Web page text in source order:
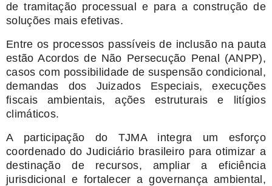
de tramitação processual e para a construção de
soluções mais efetivas.
Entre os processos passíveis de inclusão na pauta
estão Acordos de Não Persecução Penal (ANPP),
casos com possibilidade de suspensão condicional,
demandas dos Juizados Especiais, execuções
fiscais ambientais, ações estruturais e litígios
climáticos.
A participação do TJMA integra um esforço
coordenado do Judiciário brasileiro para otimizar a
destinação de recursos, ampliar a eficiência
jurisdicional e fortalecer a governança ambiental,